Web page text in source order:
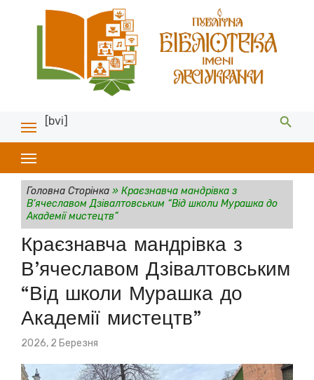
[bvi]
Головна Сторінка» Краєзнавча мандрівка з
В’ячеславом Дзівалтовським “Від школи Мурашка до
Академії мистецтв”
Краєзнавча мандрівка з
В’ячеславом Дзівалтовським
“Від школи Мурашка до
Академії мистецтв”
Posted
2026, 2 Березня